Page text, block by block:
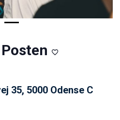
35, 5000 Odense C